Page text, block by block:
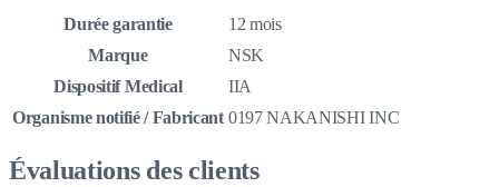
Durée garantie
12 mois
Marque
NSK
Dispositif Medical
IIA
Organisme notifié / Fabricant 0197 NAKANISHI INC
Évaluations des clients